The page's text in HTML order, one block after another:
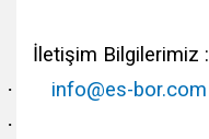
İletişim Bilgilerimiz :
· info@es-bor.com
·